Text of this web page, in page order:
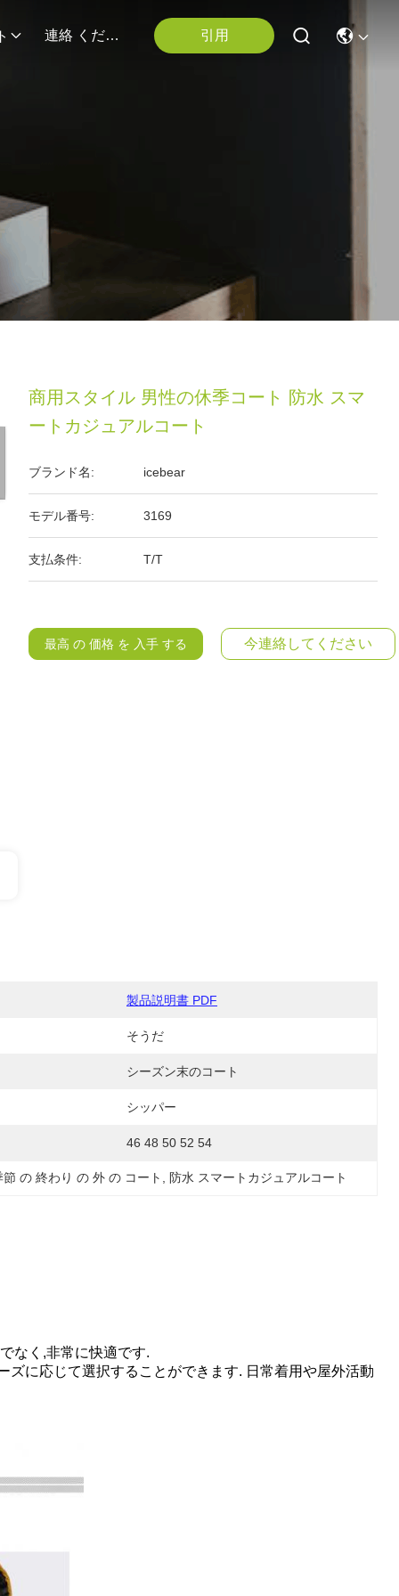
連絡 ください 引用
商用スタイル 男性の休季コート 防水 スマ
ートカジュアルコート
ブランド名: icebear
モデル番号: 3169
支払条件: T/T
最高 の 価格 を 入手 する 今連絡してください
製品説明書 PDF
そうだ
シーズン末のコート
シッパー
46 48 50 52 54
の 終わり の 外 の コート 防水 スマートカジュアルコート
なく,非常に快適です.
に応じて選択することができます. 日常着用や屋外活動